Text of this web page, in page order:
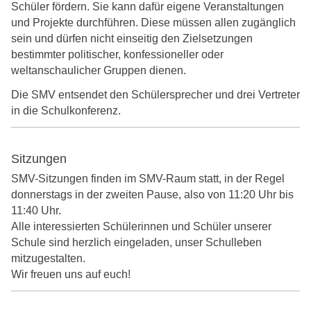
Schüler fördern. Sie kann dafür eigene Veranstaltungen
und Projekte durchführen. Diese müssen allen zugänglich
sein und dürfen nicht einseitig den Zielsetzungen
bestimmter politischer, konfessioneller oder
weltanschaulicher Gruppen dienen.
Die SMV entsendet den Schülersprecher und drei Vertreter
in die Schulkonferenz.
Sitzungen
SMV-Sitzungen finden im SMV-Raum statt, in der Regel
donnerstags in der zweiten Pause, also von 11:20 Uhr bis
11:40 Uhr.
Alle interessierten Schülerinnen und Schüler unserer
Schule sind herzlich eingeladen, unser Schulleben
mitzugestalten.
Wir freuen uns auf euch!